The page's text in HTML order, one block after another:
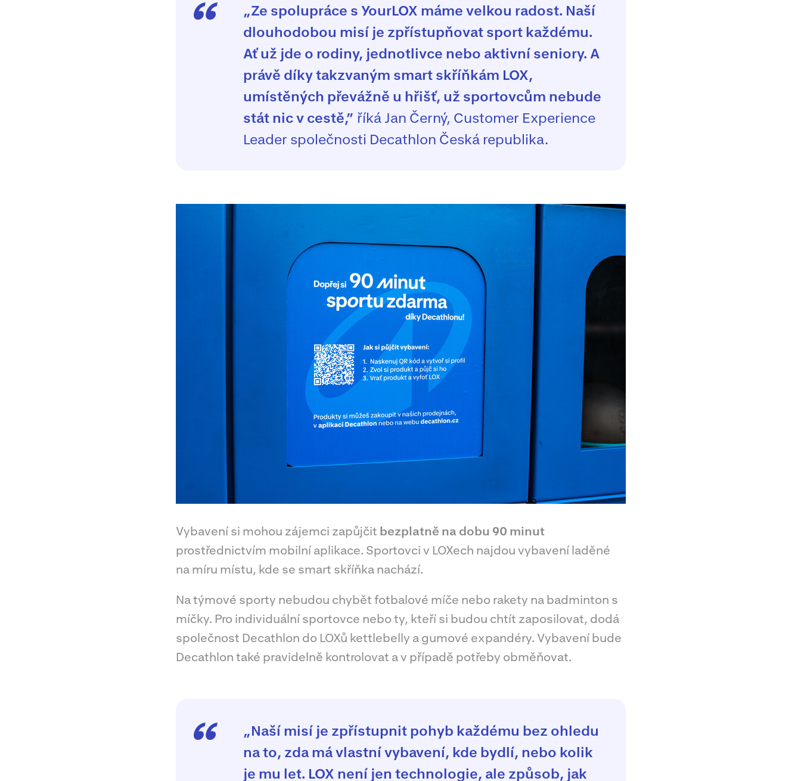
„Ze spolupráce s YourLOX máme velkou radost. Naší
dlouhodobou misí je zpřístupňovat sport každému.
Ať už jde o rodiny, jednotlivce nebo aktivní seniory. A
právě díky takzvaným smart skříňkám LOX,
umístěných převážně u hřišť, už sportovcům nebude
stát nic v cestě,” říká Jan Černý, Customer Experience
Leader společnosti Decathlon Česká republika.
Vybavení si mohou zájemci zapůjčit bezplatně na dobu 90 minut
prostřednictvím mobilní aplikace. Sportovci v LOXech najdou vybavení laděné
na míru místu, kde se smart skříňka nachází.
Na týmové sporty nebudou chybět fotbalové míče nebo rakety na badminton s
míčky. Pro individuální sportovce nebo ty, kteří si budou chtít zaposilovat, dodá
společnost Decathlon do LOXů kettlebelly a gumové expandéry. Vybavení bude
Decathlon také pravidelně kontrolovat a v případě potřeby obměňovat.
„Naší misí je zpřístupnit pohyb každému bez ohledu
na to, zda má vlastní vybavení, kde bydlí, nebo kolik
je mu let. LOX není jen technologie, ale způsob, jak